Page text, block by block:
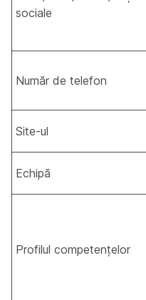
sociale
Număr de telefon
Site-ul
Echipă
Profilul competențelor